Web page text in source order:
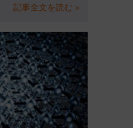
記事全文を読む >